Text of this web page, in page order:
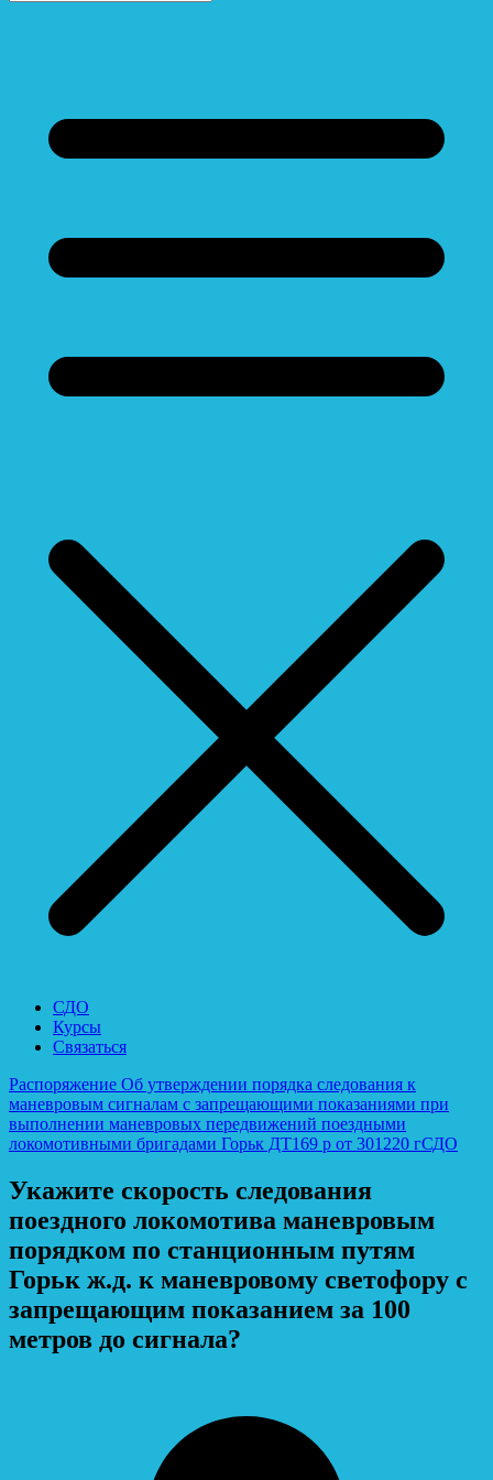
СДО
Курсы
Связаться
Распоряжение Об утверждении порядка следования к
маневровым сигналам с запрещающими показаниями при
выполнении маневровых передвижений поездными
локомотивными бригадами Горьк ДТ169 р от 301220 гСДО
Укажите скорость следования
поездного локомотива маневровым
порядком по станционным путям
Горьк ж.д. к маневровому светофору с
запрещающим показанием за 100
метров до сигнала?